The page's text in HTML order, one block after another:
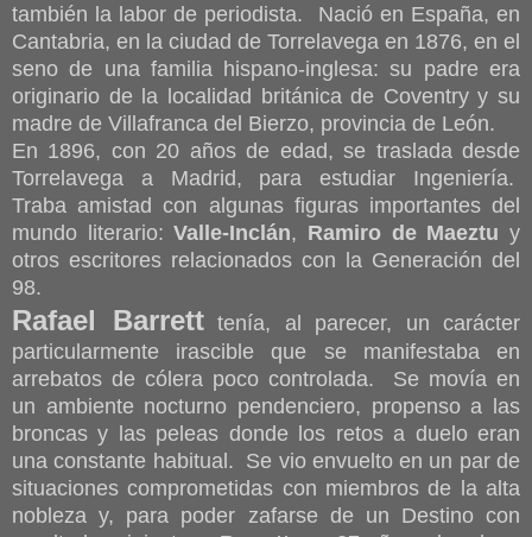
también la labor de periodista. Nació en España, en
Cantabria, en la ciudad de Torrelavega en 1876, en el
seno de una familia hispano-inglesa: su padre era
originario de la localidad británica de Coventry y su
madre de Villafranca del Bierzo, provincia de León.
En 1896, con 20 años de edad, se traslada desde
Torrelavega a Madrid, para estudiar Ingeniería.
Traba amistad con algunas figuras importantes del
mundo literario:Valle-Inclán, Ramiro de Maeztu y
otros escritores relacionados con la Generación del
98.
Rafael Barretttenía, al parecer, un carácter
particularmente irascible que se manifestaba en
arrebatos de cólera poco controlada. Se movía en
un ambiente nocturno pendenciero, propenso a las
broncas y las peleas donde los retos a duelo eran
una constante habitual. Se vio envuelto en un par de
situaciones comprometidas con miembros de la alta
nobleza y, para poder zafarse de un Destino con